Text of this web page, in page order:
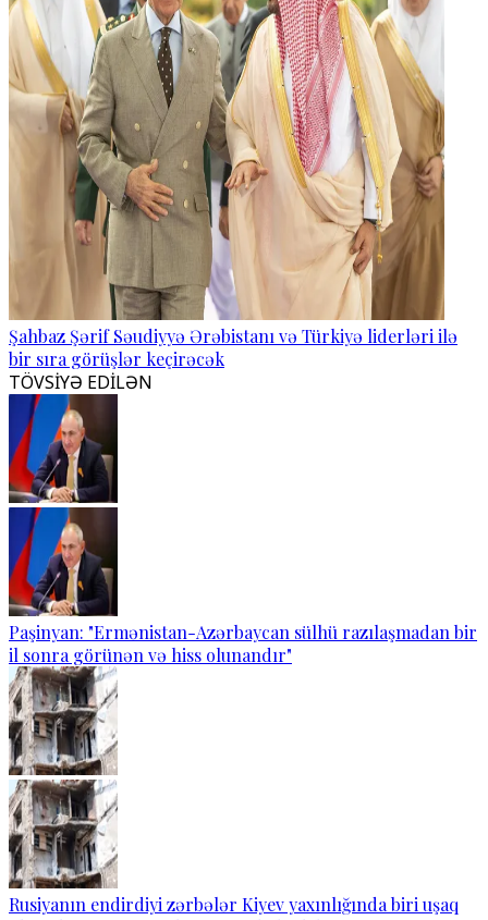
Şahbaz Şərif Səudiyyə Ərəbistanı və Türkiyə liderləri ilə
bir sıra görüşlər keçirəcək
TÖVSİYƏ EDİLƏN
Paşinyan: "Ermənistan-Azərbaycan sülhü razılaşmadan bir
il sonra görünən və hiss olunandır"
Rusiyanın endirdiyi zərbələr Kiyev yaxınlığında biri uşaq